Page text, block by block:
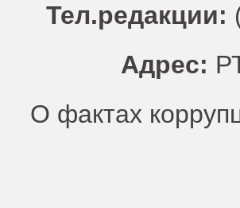
Тел.редакции:
Адрес:
О фактах